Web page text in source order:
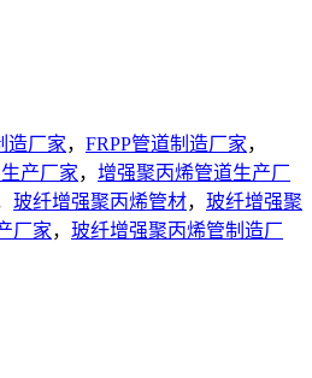
造厂家， FRPP管道制造厂家，
产厂家， 增强聚丙烯管道生产厂
玻纤增强聚丙烯管材， 玻纤增强聚
厂家， 玻纤增强聚丙烯管制造厂